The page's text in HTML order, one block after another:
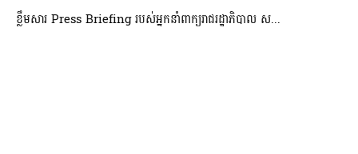
ខ្លឹមសារ Press Briefing របស់អ្នកនាំពាក្យរាជរដ្ឋាភិបាល ស...